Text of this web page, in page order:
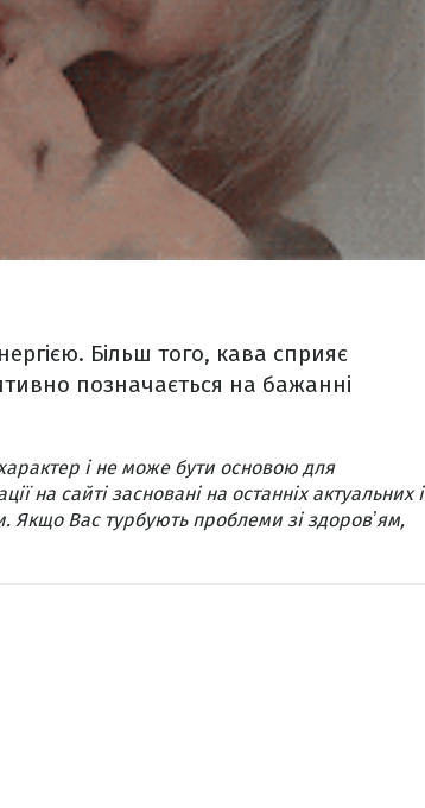
Більш того, кава сприяє
позначається на бажанні
і не може бути основою для
на сайті засновані на останніх актуальних і
Якщо Вас турбують проблеми зі здоровʼям,